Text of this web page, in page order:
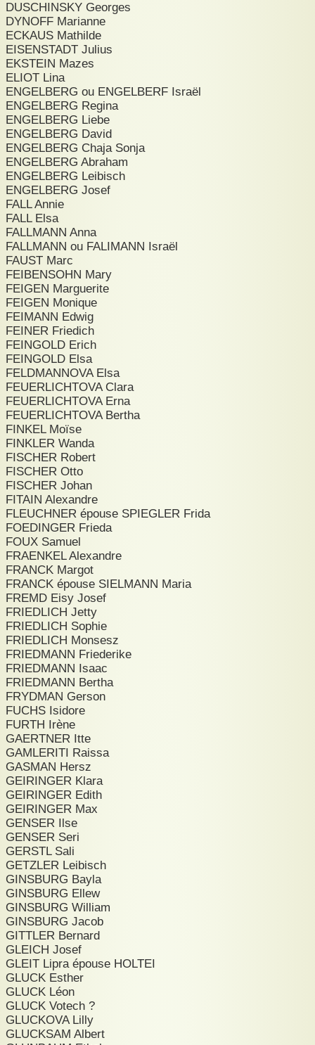
DUSCHINSKY Georges
DYNOFF Marianne
ECKAUS Mathilde
EISENSTADT Julius
EKSTEIN Mazes
ELIOT Lina
ENGELBERG ou ENGELBERF Israël
ENGELBERG Regina
ENGELBERG Liebe
ENGELBERG David
ENGELBERG Chaja Sonja
ENGELBERG Abraham
ENGELBERG Leibisch
ENGELBERG Josef
FALL Annie
FALL Elsa
FALLMANN Anna
FALLMANN ou FALIMANN Israël
FAUST Marc
FEIBENSOHN Mary
FEIGEN Marguerite
FEIGEN Monique
FEIMANN Edwig
FEINER Friedich
FEINGOLD Erich
FEINGOLD Elsa
FELDMANNOVA Elsa
FEUERLICHTOVA Clara
FEUERLICHTOVA Erna
FEUERLICHTOVA Bertha
FINKEL Moïse
FINKLER Wanda
FISCHER Robert
FISCHER Otto
FISCHER Johan
FITAIN Alexandre
FLEUCHNER épouse SPIEGLER Frida
FOEDINGER Frieda
FOUX Samuel
FRAENKEL Alexandre
FRANCK Margot
FRANCK épouse SIELMANN Maria
FREMD Eisy Josef
FRIEDLICH Jetty
FRIEDLICH Sophie
FRIEDLICH Monsesz
FRIEDMANN Friederike
FRIEDMANN Isaac
FRIEDMANN Bertha
FRYDMAN Gerson
FUCHS Isidore
FURTH Irène
GAERTNER Itte
GAMLERITI Raissa
GASMAN Hersz
GEIRINGER Klara
GEIRINGER Edith
GEIRINGER Max
GENSER Ilse
GENSER Seri
GERSTL Sali
GETZLER Leibisch
GINSBURG Bayla
GINSBURG Ellew
GINSBURG William
GINSBURG Jacob
GITTLER Bernard
GLEICH Josef
GLEIT Lipra épouse HOLTEI
GLUCK Esther
GLUCK Léon
GLUCK Votech ?
GLUCKOVA Lilly
GLUCKSAM Albert